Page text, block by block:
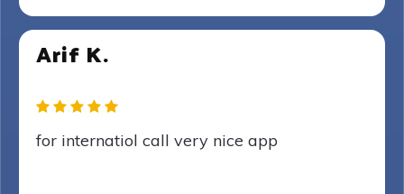
Arif K.
for internatiol call very nice app